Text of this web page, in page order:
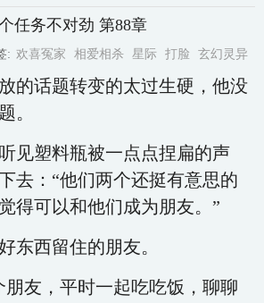
任务不对劲 第88章
: 欢喜冤家 相爱相杀 星际 打脸 玄幻灵异
的话题转变的太过生硬，他没
。
见塑料瓶被一点点捏扁的声
去：“他们两个还挺有意思的
得可以和他们成为朋友。”
东西留住的朋友。
朋友，平时一起吃吃饭，聊聊